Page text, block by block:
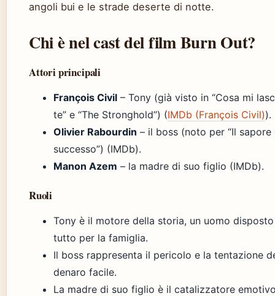
angoli bui e le strade deserte di notte.
Chi è nel cast del film Burn Out?
Attori principali
François Civil – Tony (già visto in “Cosa mi
te” e “The Stronghold”) (IMDb (François Civil)).
Olivier Rabourdin – il boss (noto per “Il sapore
successo”) (IMDb).
Manon Azem – la madre di suo figlio (IMDb).
Ruoli
Tony è il motore della storia, un uomo
tutto per la famiglia.
Il boss rappresenta il pericolo e la tentazione
denaro facile.
La madre di suo figlio è il catalizzatore